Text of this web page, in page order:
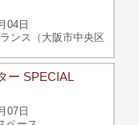
04日
ンス（大阪市中央区
ー SPECIAL
07日